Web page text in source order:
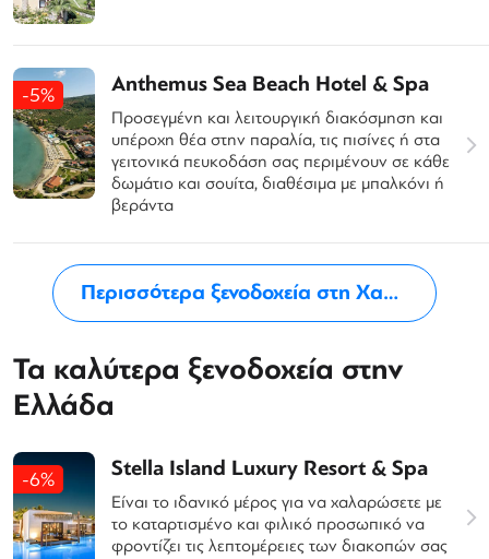
-5% Anthemus Sea Beach Hotel & Spa
Προσεγμένη και λειτουργική διακόσμηση και
υπέροχη θέα στην παραλία, τις πισίνες ή στα
γειτονικά πευκοδάση σας περιμένουν σε κάθε
δωμάτιο και σουίτα, διαθέσιμα με μπαλκόνι ή
βεράντα
Περισσότερα ξενοδοχεία στη Χαλκιδική
Τα καλύτερα ξενοδοχεία στην
Ελλάδα
-6% Stella Island Luxury Resort & Spa
Είναι το ιδανικό μέρος για να χαλαρώσετε με
το καταρτισμένο και φιλικό προσωπικό να
φροντίζει τις λεπτομέρειες των διακοπών σας